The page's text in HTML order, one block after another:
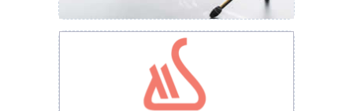
valores antes mesmo do registro de boletim de
ocorrência.
OAB Piauí
está acompanhando a situação e
reforçou o alerta à população. A entidade